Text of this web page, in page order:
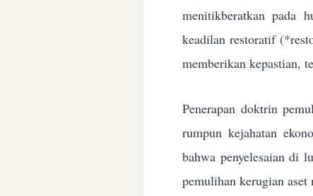
menitikberatkan pada
keadilan restoratif
memberikan kepastian,
Penerapan doktrin
rumpun kejahatan
bahwa penyelesaian di
pemulihan kerugian